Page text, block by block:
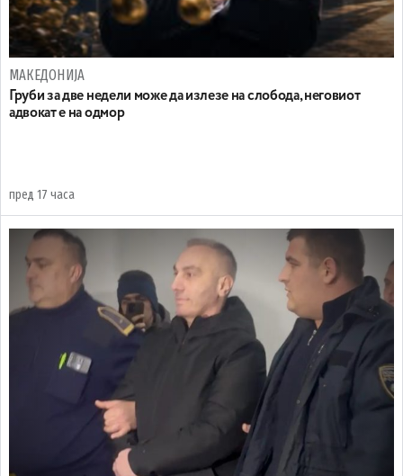
МАКЕДОНИЈА
Груби за две недели може да излезе на слобода, неговиот
адвокат е на одмор
пред 17 часа